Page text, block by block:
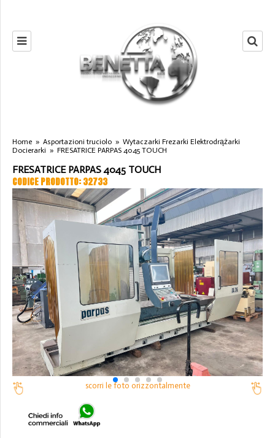
Home » Asportazioni truciolo » Wytaczarki Frezarki Elektrodrążarki
Docierarki » FRESATRICE PARPAS 4045 TOUCH
FRESATRICE PARPAS 4045 TOUCH
CODICE PRODOTTO: 32733
scorri le foto orizzontalmente